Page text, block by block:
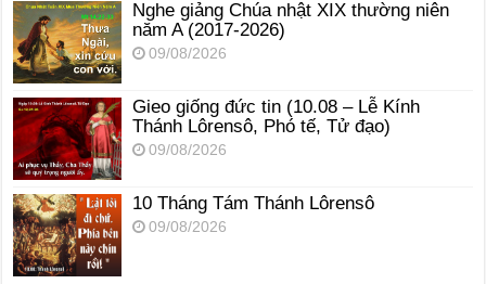
Nghe giảng Chúa nhật XIX thường niên
năm A (2017-2026)
09/08/2026
Gieo giống đức tin (10.08 – Lễ Kính
Thánh Lôrensô, Phó tế, Tử đạo)
09/08/2026
10 Tháng Tám Thánh Lôrensô
09/08/2026